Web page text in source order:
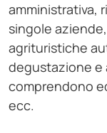
amministrativa,
singole
agrituristiche
degustazione e
comprendono
ecc.